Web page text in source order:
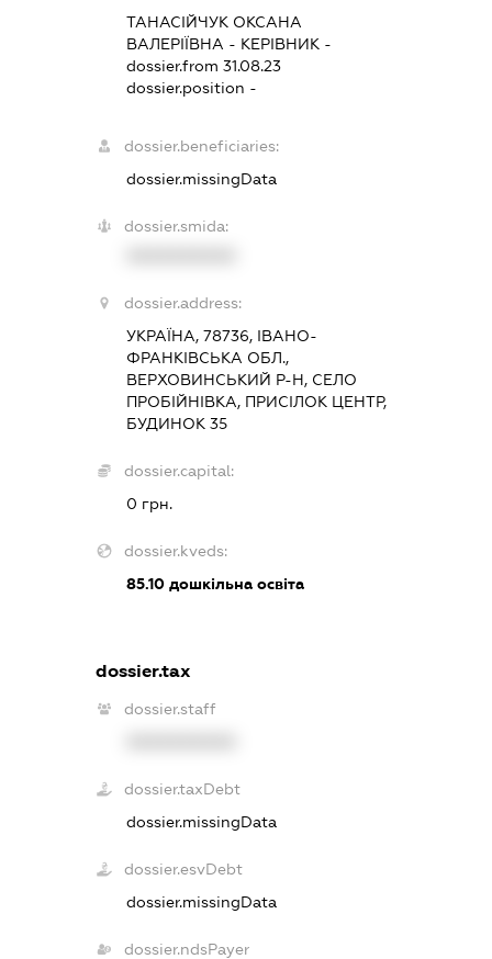
ТАНАСІЙЧУК ОКСАНА
ВАЛЕРІЇВНА - КЕРІВНИК -
dossier.from 31.08.23
dossier.position -
dossier.beneficiaries:
dossier.missingData
dossier.smida:
dossier.address:
УКРАЇНА, 78736, ІВАНО-
ФРАНКІВСЬКА ОБЛ.,
ВЕРХОВИНСЬКИЙ Р-Н, СЕЛО
ПРОБІЙНІВКА, ПРИСІЛОК ЦЕНТР,
БУДИНОК 35
dossier.capital:
0 грн.
dossier.kveds:
85.10 дошкільна освіта
dossier.tax
dossier.staff
dossier.taxDebt
dossier.missingData
dossier.esvDebt
dossier.missingData
dossier.ndsPayer